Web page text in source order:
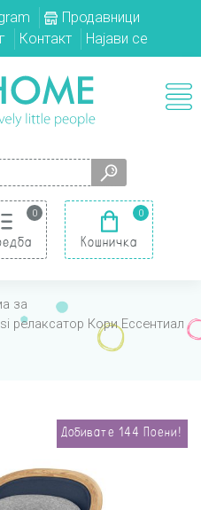
Продавници
Контакт Најави се
0 0
Кошничка
за
релаксатор Кори Ессентиал
Добивате 144 Поени!